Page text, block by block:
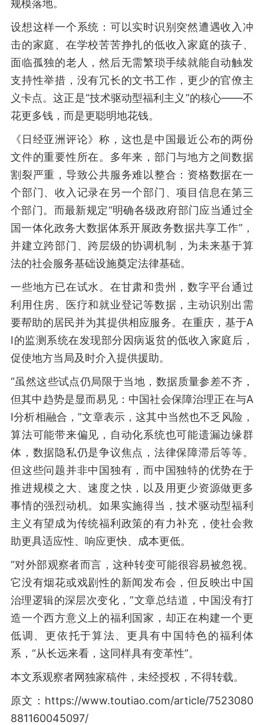
规模落地。
设想这样一个系统：可以实时识别突然遭遇收入冲
击的家庭、在学校苦苦挣扎的低收入家庭的孩子、
面临孤独的老人，然后无需繁琐手续就能自动触发
支持性举措，没有冗长的文书工作，更少的官僚主
义卡点。这正是“技术驱动型福利主义”的核心——不
花更多钱，而是更聪明地花钱。
《日经亚洲评论》称，这也是中国最近公布的两份
文件的重要性所在。多年来，部门与地方之间数据
割裂严重，导致公共服务难以整合：资格数据在一
个部门、收入记录在另一个部门、项目信息在第三
个部门。而最新规定“明确各级政府部门应当通过全
国一体化政务大数据体系开展政务数据共享工作”，
并建立跨部门、跨层级的协调机制，为未来基于算
法的社会服务基础设施奠定法律基础。
一些地方已在试水。在甘肃和贵州，数字平台通过
利用住房、医疗和就业登记等数据，主动识别出需
要帮助的居民并为其提供相应服务。在重庆，基于A
I的监测系统在发现部分因病返贫的低收入家庭后，
促使地方当局及时介入提供援助。
“虽然这些试点仍局限于当地，数据质量参差不齐，
但其中趋势是显而易见：中国社会保障治理正在与A
I分析相融合，”文章表示，这其中当然也不乏风险，
算法可能带来偏见，自动化系统也可能遗漏边缘群
体，数据隐私仍是争议焦点，法律保障滞后等等。
但这些问题并非中国独有，而中国独特的优势在于
推进规模之大、速度之快，以及用更少资源做更多
事情的强烈动机。如果实施得当，技术驱动型福利
主义有望成为传统福利政策的有力补充，使社会救
助更具适应性、响应更快、成本更低。
“对外部观察者而言，这种转变可能很容易被忽视。
它没有烟花或戏剧性的新闻发布会，但反映出中国
治理逻辑的深层次变化，”文章总结道，中国没有打
造一个西方意义上的福利国家，却正在构建一个更
低调、更依托于算法、更具有中国特色的福利体
系，“从长远来看，这同样具有变革性”。
本文系观察者网独家稿件，未经授权，不得转载。
原文：https://www.toutiao.com/article/7523080
881160045097/